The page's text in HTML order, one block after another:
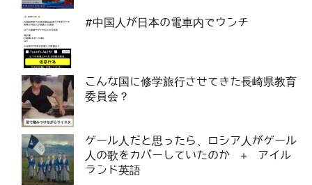
#中国人が日本の電車内でウンチ
こんな国に修学旅行させてきた長崎県教育
委員会？
ゲール人だと思ったら、ロシア人がゲール
人の歌をカバーしていたのか ＋ アイル
ランド英語